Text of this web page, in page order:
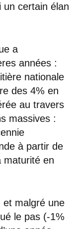
un certain élan
a
années :
nationale
des 4% en
au travers
massives :
à partir de
maturité en
et malgré une
le pas (-1%